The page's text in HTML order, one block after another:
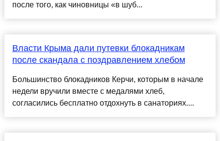
после того, как чиновницы «в шуб...
Власти Крыма дали путевки блокадникам
после скандала с поздравлением хлебом
Большинство блокадников Керчи, которым в начале
недели вручили вместе с медалями хлеб,
согласились бесплатно отдохнуть в санаториях....